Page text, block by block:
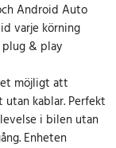
Android Auto
varje körning
& play
möjligt att
kablar. Perfekt
i bilen utan
Enheten